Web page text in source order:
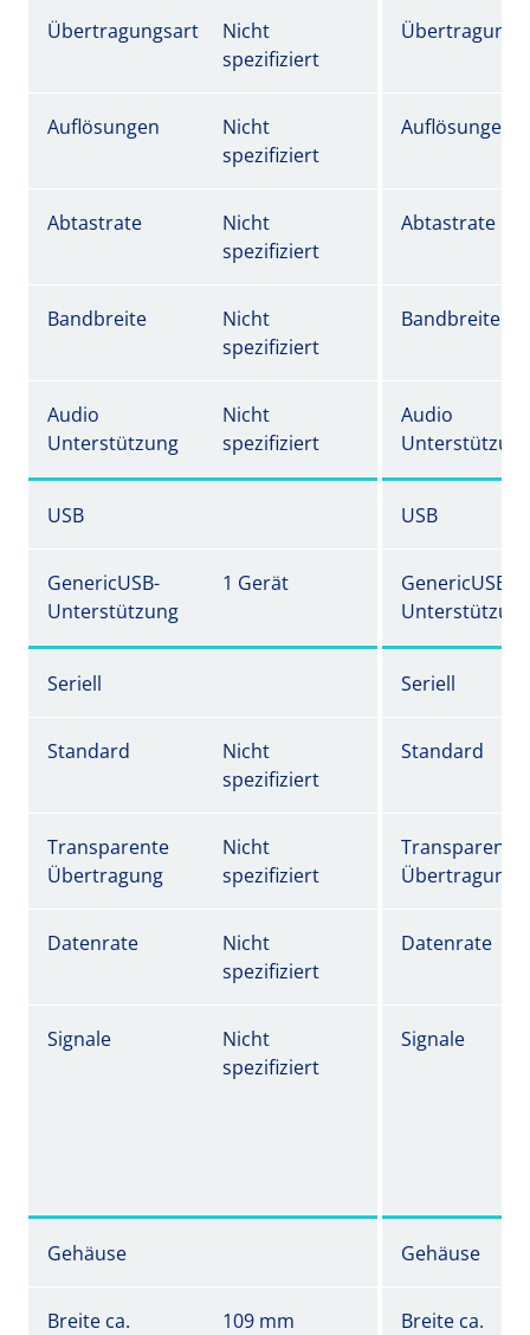
Übertragungsart
Nicht
spezifiziert
Auflösungen
Nicht
spezifiziert
Auflösungen
Abtastrate
Nicht
spezifiziert
Abtastrate
Bandbreite
Nicht
spezifiziert
Bandbreite
Audio
Unterstützung
Nicht
spezifiziert
Audio
USB USB
GenericUSB-
Unterstützung
1 Gerät
GenericUSB-
Seriell Seriell
Standard
Nicht
spezifiziert
Standard
Transparente
Übertragung
Nicht
spezifiziert
Transparente
Übertragung
Datenrate
Nicht
spezifiziert
Datenrate
Signale
Nicht
spezifiziert
Signale
Gehäuse Gehäuse
Breite ca. 109 mm Breite ca.